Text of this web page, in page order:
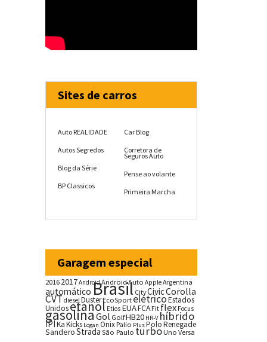
Sites de carros
Auto REALIDADE
Autos Segredos
Blog da Série
BP Classicos
Car Blog
Corretora de
Seguros Auto
Pense ao volante
Primeira Marcha
Garagem especial
20162017AndroidAndroid Auto AppleArgentina
automáticoBrasil CityCivicCorolla
CVTdieselDusterEcoSportelétricoEstados
Unidosetanol Etios EUAFCA Fit flex Focus
gasolina Gol GolfHB20 HR-V híbrido
IPIKaKicks Logan OnixPalio PlusPoloRenegade
SanderoStrada São Paulo turboUno Versa